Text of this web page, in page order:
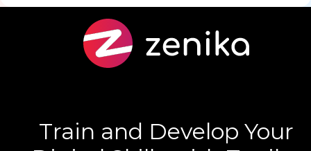
Train and Develop Your